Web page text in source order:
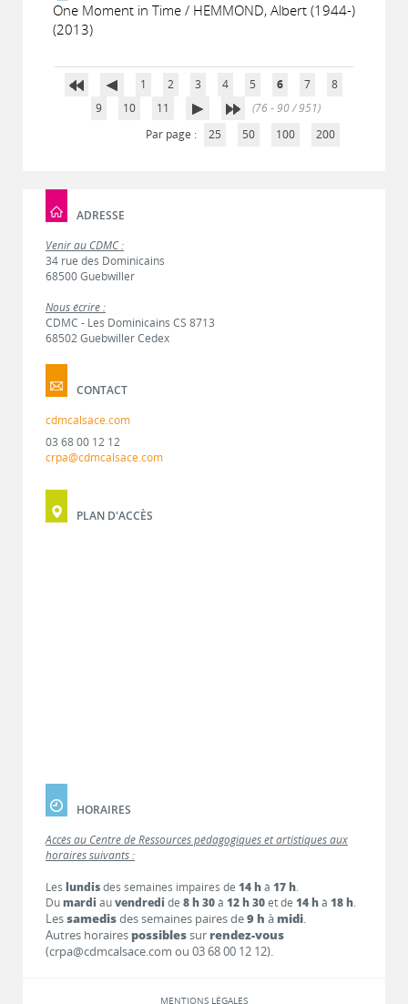
One Moment in Time / HEMMOND, Albert (1944-)
(2013)
1 2 3 4 5 6 7
8
9
10 11
(76 - 90 / 951)
Par page :
25 50 100 200
ADRESSE
Venir au CDMC :
34 rue des Dominicains
68500 Guebwiller
Nous écrire :
CDMC - Les Dominicains CS 8713
68502 Guebwiller Cedex
CONTACT
cdmcalsace.com
03 68 00 12 12
crpa@cdmcalsace.com
PLAN D'ACCÈS
HORAIRES
Accès au Centre de Ressources pédagogiques et artistiques aux
horaires suivants :
Les lundisdes semaines impaires de 14 hà 17 h.
Dumardi auvendredi de 8 h 30à 12 h 30et de 14 hà 18 h.
Lessamedisdes semaines paires de9 h à midi.
Autres horaires possiblessur rendez-vous
(crpa@cdmcalsace.com ou 03 68 00 12 12).
MENTIONS LÉGALES